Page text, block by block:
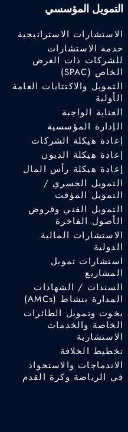
التمويل المؤسسي
الاستشارات الاستراتيجية
خدمة الاستشارات
للشركات ذات الغرض
الخاص (SPAC)
التمويل والاكتتابات العامة
الأولية
العناية الواجبة
الإدارة المؤسسية
إعادة هيكلة الشركات
إعادة هيكلة الديون
إعادة هيكلة رأس المال
التمويل الجسري /
التمويل المؤقت
التمويل الفني وقروض
الأصول الفاخرة
الاستشارات المالية
الدولية
استشارات تمويل
المشاريع
السندات / الشهادات
المدارة بنشاط (AMCs)
يخوت وتمويل الطائرات
الخاصة والخدمات
الاستشارية
تخطيط الخلافة
الاندماجات والاستحواذ
في الرياضة وكرة القدم